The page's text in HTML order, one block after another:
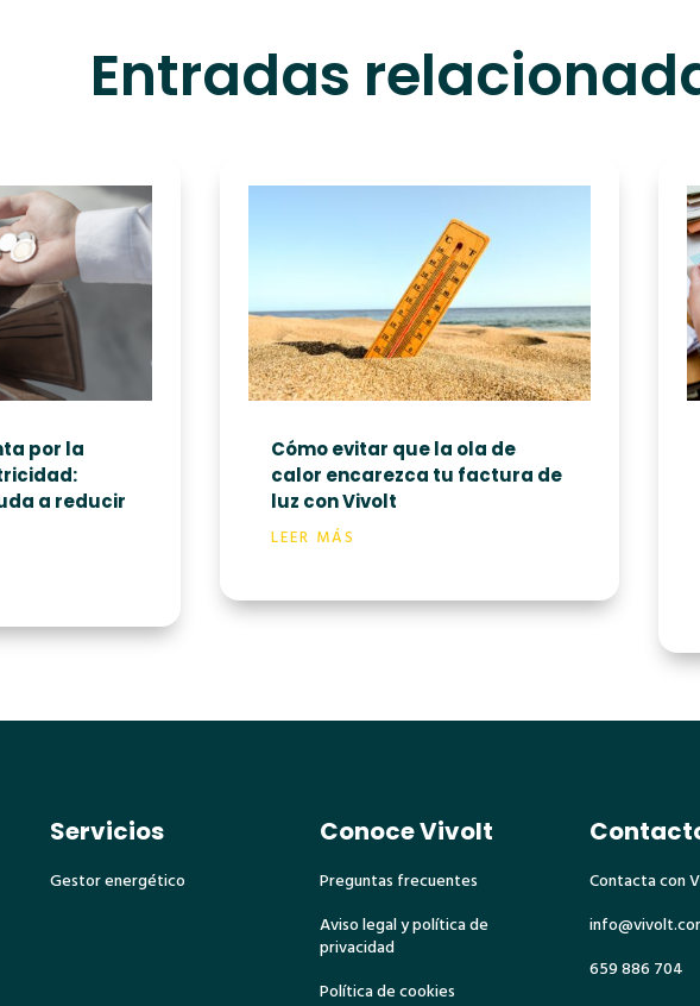
Entradas
por la
a reducir
Cómo evitar que la ola de
calor encarezca tu factura de
luz con Vivolt
LEER MÁS
Servicios
Gestor energético
Conoce Vivolt
Preguntas frecuentes
Aviso legal y política de
privacidad
Política de cookies
Contacta con
659 886 704